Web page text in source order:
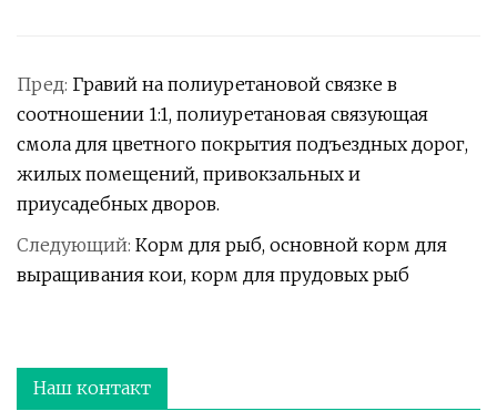
Пред: Гравий на полиуретановой связке в
соотношении 1:1, полиуретановая связующая
смола для цветного покрытия подъездных дорог,
жилых помещений, привокзальных и
приусадебных дворов.
Следующий: Корм для рыб, основной корм для
выращивания кои, корм для прудовых рыб
Наш контакт